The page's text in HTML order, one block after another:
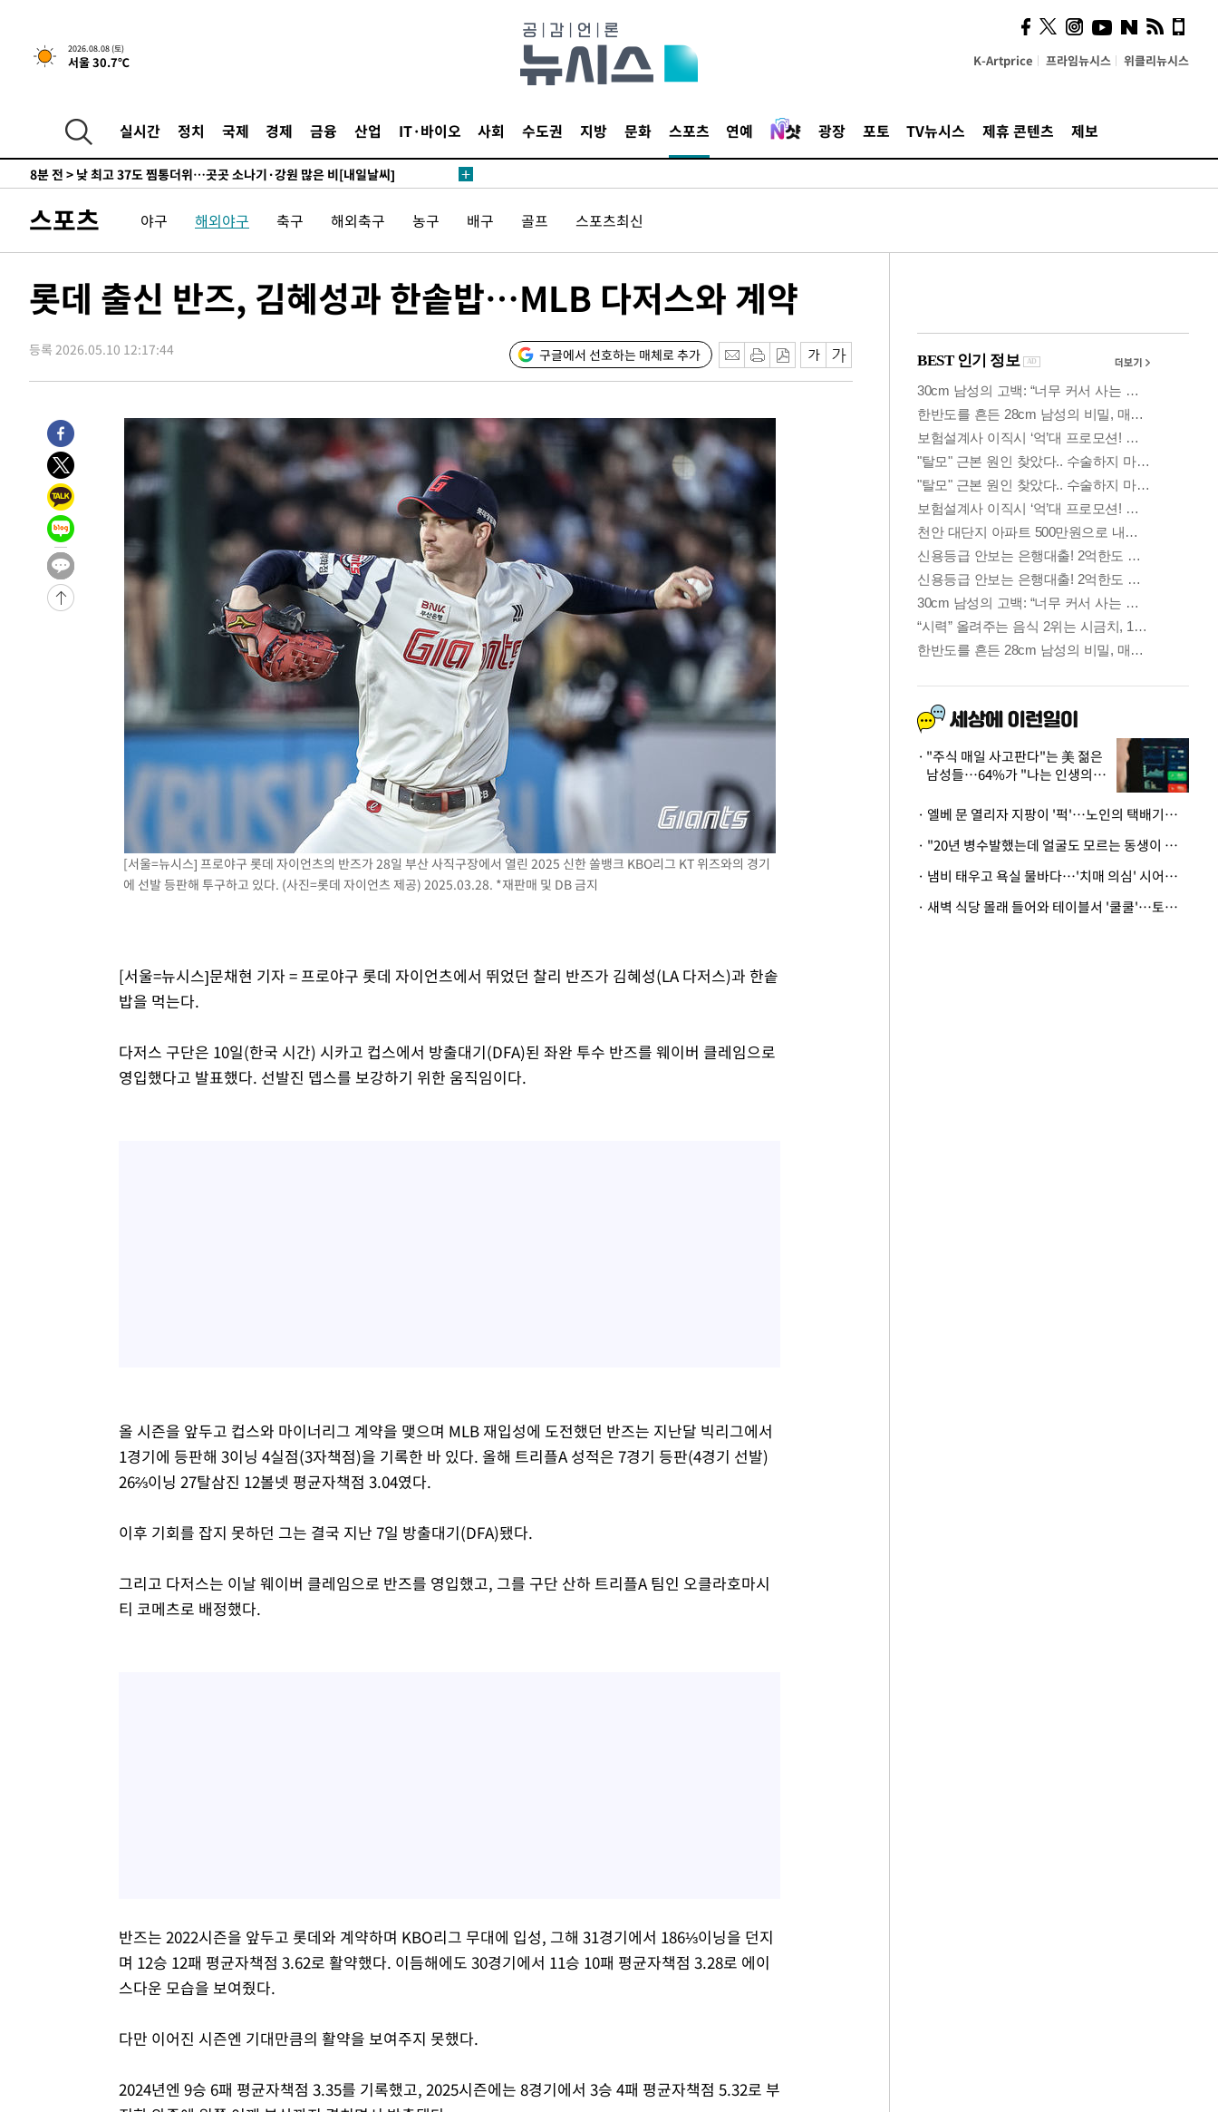
2026.08.08 (토)
서울 30.7℃ K-Artprice 프라임뉴시스 위클리뉴시스
실시간 정치 국제 경제 금융 산업 IT·바이오 사회 수도권 지방 문화 스포츠 연예 광장 포토 TV뉴시스 제휴 콘텐츠 제보
↓-10949초 전 >[속보]이 대통령 "부동산 공급 기존 사고방식 매달리지 말고 과감히
실천"
-10034초 전 >이란, "오만과 '중앙 단일 루트' 합의…북쪽 인바운드·남쪽 아웃바
-1566초 전 >
[속보]이 대통령, '호우피해' 안동·의성 관할 4개 면 특별재난지역 선
-1529초 전 >
갈 수도
8분 전 > 낮 최고 37도 찜통더위…곳곳 소나기·강원 많은 비[내일날씨]
1시간 전 >여자배구 이재영·이다영 자매, 아제르바이잔 투란VC 입단
1시간 전 >외국인 심판 성 접대 7경기 들여다보니…한국 축구 '5승 2무'
1시간 전 >
[속보]코스피, 6200선 약보합…0.60% 내린 6258.77에 마쳐
1시간 전 >[속보] 노원서 40.1도 관측…서울, 2018년 이후 첫 40도
2시간 전 >[속보]종합특검, '계엄 수용공간 확보' 신용해 前교정본부장 기소
2시간 전 >
11시간 압수수색에 성접대 파문까지…'쑥대밭' 된 축구협회
3시간 전 >
[속보]규제합리화위원회 부위원장에 김태유 서울대 공대 교수…이병태
후임
-18519초 전 >
이강인, 폭염 속 AT마드리드 첫 훈련…80명 식사 대접까지(종합)
-15658초 전 >
미 사업체 일자리, 7월에 2.3만개 순감하고 그 전 2개월 10.3만개
하향수정 (2보)
-15106초 전 >
[속보] 미 사업체, 일자리 7월에 2.3만 개 줄어…실업률은 4.1%로
-10969초 전 >
[속보]이 대통령 "부동산 공급 기존 사고방식 매달리지 말고 과감히
실천"
-10054초 전 >
이란, "오만과 '중앙 단일 루트' 합의…북쪽 인바운드·남쪽 아웃바
운드는 임시"
-1622초 전 >
"낮 기온 소폭 하락"…수도권 폭염중대경보, 폭염경보로 하향
[속보]이 대통령, '호우피해' 안동·의성 관할 4개 면 특별재난지역 선
[단독]중수청 지원 검사들, 정원 초과 시 낮은 계급 임용…희망지 못
낮 최고 37도 찜통더위…곳곳 소나기·강원 많은 비[내일날씨]
SK하이닉스, 용인·청주 팹에 54조 투자…"AI 메모리 수요 선제 대응"
여자배구 이재영·이다영 자매, 아제르바이잔 투란VC 입단
외국인 심판 성 접대 7경기 들여다보니…한국 축구 '5승 2무'
[속보]코스닥, 2.86포인트(0.36%) 내린 798.81마감
[속보]코스피, 6200선 약보합…0.60% 내린 6258.77에 마쳐
[속보]원·달러 환율, 7.7원 내린 1416.1원 마감
[속보] 노원서 40.1도 관측…서울, 2018년 이후 첫 40도
[속보]종합특검, '계엄 수용공간 확보' 신용해 前교정본부장 기소
스포츠 야구 해외야구 축구 해외축구 농구 배구 골프 스포츠최신
롯데 출신 반즈, 김혜성과 한솥밥…MLB 다저스와 계약
등록 2026.05.10 12:17:44 구글에서 선호하는 매체로 추가
[서울=뉴시스] 프로야구 롯데 자이언츠의 반즈가 28일 부산 사직구장에서 열린 2025 신한 쏠뱅크 KBO리그 KT 위즈와의 경기
에 선발 등판해 투구하고 있다. (사진=롯데 자이언츠 제공) 2025.03.28. *재판매 및 DB 금지
[서울=뉴시스]문채현 기자 = 프로야구 롯데 자이언츠에서 뛰었던 찰리 반즈가 김혜성(LA 다저스)과 한솥
밥을 먹는다.
다저스 구단은 10일(한국 시간) 시카고 컵스에서 방출대기(DFA)된 좌완 투수 반즈를 웨이버 클레임으로
영입했다고 발표했다. 선발진 뎁스를 보강하기 위한 움직임이다.
올 시즌을 앞두고 컵스와 마이너리그 계약을 맺으며 MLB 재입성에 도전했던 반즈는 지난달 빅리그에서
1경기에 등판해 3이닝 4실점(3자책점)을 기록한 바 있다. 올해 트리플A 성적은 7경기 등판(4경기 선발)
26⅔이닝 27탈삼진 12볼넷 평균자책점 3.04였다.
이후 기회를 잡지 못하던 그는 결국 지난 7일 방출대기(DFA)됐다.
그리고 다저스는 이날 웨이버 클레임으로 반즈를 영입했고, 그를 구단 산하 트리플A 팀인 오클라호마시
티 코메츠로 배정했다.
반즈는 2022시즌을 앞두고 롯데와 계약하며 KBO리그 무대에 입성, 그해 31경기에서 186⅓이닝을 던지
며 12승 12패 평균자책점 3.62로 활약했다. 이듬해에도 30경기에서 11승 10패 평균자책점 3.28로 에이
스다운 모습을 보여줬다.
다만 이어진 시즌엔 기대만큼의 활약을 보여주지 못했다.
2024년엔 9승 6패 평균자책점 3.35를 기록했고, 2025시즌에는 8경기에서 3승 4패 평균자책점 5.32로 부
시, 스마트폰 액세서리에
NFC 더했다
"주식 매일 사고판다"는 美 젊은
남성들…64%가 "나는 인생의
· 엘베 문 열리자 지팡이 '퍽'…노인의 택배기사 폭행 이유
· "20년 병수발했는데 얼굴도 모르는 동생이 유산 절반을"…배다른 형제 상속권 있을까
· 냄비 태우고 욕실 물바다…'치매 의심' 시어머니 검사 권유했다가 '날벼락'
· 새벽 식당 몰래 들어와 테이블서 '쿨쿨'…토사물 남기고 사라진 남성